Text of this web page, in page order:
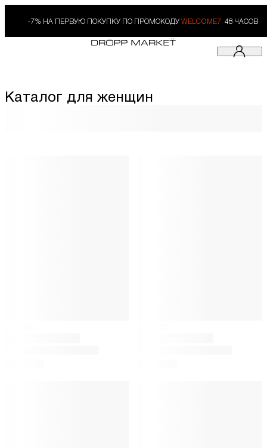
-7% НА ПЕРВУЮ ПОКУПКУ ПО ПРОМОКОДУ WELCOME7. 48 ЧАСОВ
Каталог для женщин